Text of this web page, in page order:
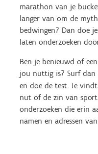
marathon van je
langer van om de
bedwingen? Dan doe
laten onderzoeken
Ben je benieuwd of
jou nuttig is? Surf dan
en doe de test. Je
nut of de zin van
onderzoeken die erin
namen en adressen